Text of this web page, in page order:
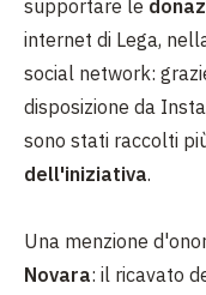
supportare le
internet di Lega,
social network:
disposizione da
sono stati raccolti
dell'iniziativa.
Una menzione
Novara: il ricavato